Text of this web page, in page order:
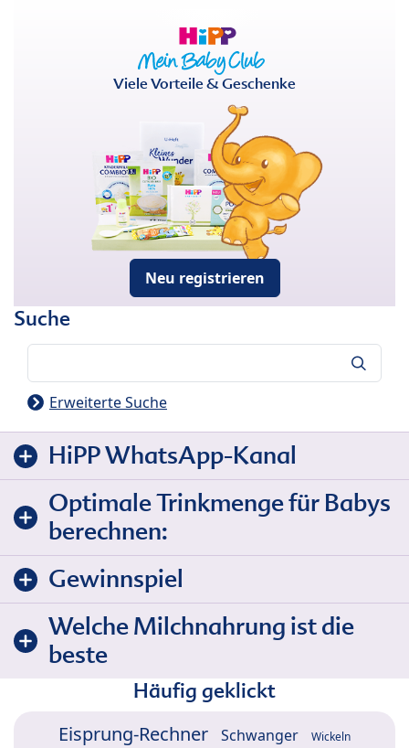
Viele Vorteile & Geschenke
Neu registrieren
Suche
Erweiterte Suche
HiPP WhatsApp-Kanal
Optimale Trinkmenge für Babys
berechnen:
Gewinnspiel
Welche Milchnahrung ist die
beste
Häufig geklickt
Eisprung-Rechner Schwanger Wickeln